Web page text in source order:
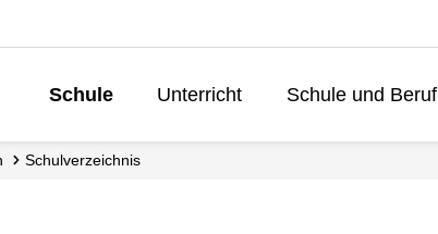
Schule Unterricht Schule und Beruf
Schul­verzeichnis